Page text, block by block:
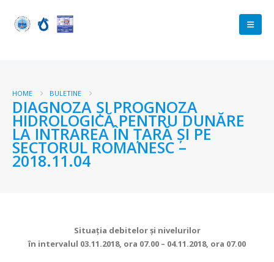
HOME BULETINE
DIAGNOZA ŞI PROGNOZA
HIDROLOGICĂ PENTRU DUNĂRE
LA INTRAREA ÎN ŢARĂ ŞI PE
SECTORUL ROMANESC –
2018.11.04
Situaţia debitelor şi nivelurilor
în intervalul 03.11.2018, ora 07.00 – 04.11.2018, ora 07.00